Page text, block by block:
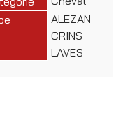
ALEZAN
CRINS
LAVES